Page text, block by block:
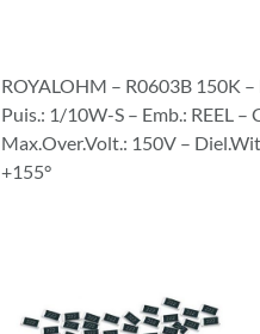
ROYALOHM – R0603B 150K
Puis.: 1/10W-S – Emb.: REEL
Max.Over.Volt.: 150V –
+155°